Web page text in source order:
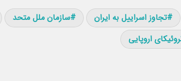
تجاوز اسراییل به ایران سازمان ملل متحد
اروپایی